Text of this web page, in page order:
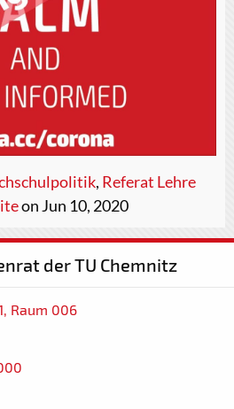
, Referat Lehre
on Jun 10, 2020
der TU Chemnitz
Raum 006